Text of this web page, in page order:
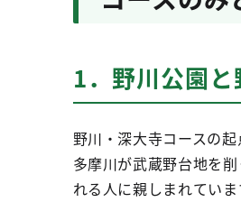
1．野川公園と
野川・深大寺コースの
多摩川が武蔵野台地を
れる人に親しまれていま